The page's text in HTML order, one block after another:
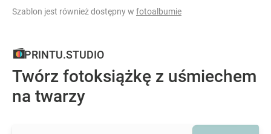
Szablon jest również dostępny w fotoalbumie
PRINTU.STUDIO
Twórz fotoksiążkę z uśmiechem
na twarzy